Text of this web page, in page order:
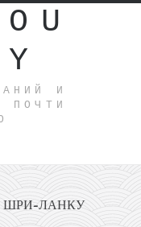
И
ПОЧТИ
ШРИ-ЛАНКУ